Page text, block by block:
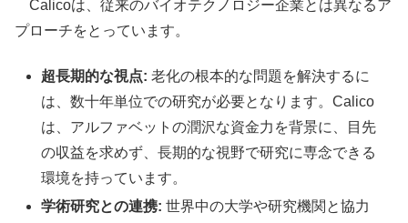
Calicoは、従来のバイオテクノロジー企業とは異なるア
プローチをとっています。
超長期的な視点: 老化の根本的な問題を解決するに
は、数十年単位での研究が必要となります。Calico
は、アルファベットの潤沢な資金力を背景に、目先
の収益を求めず、長期的な視野で研究に専念できる
環境を持っています。
学術研究との連携: 世界中の大学や研究機関と協力